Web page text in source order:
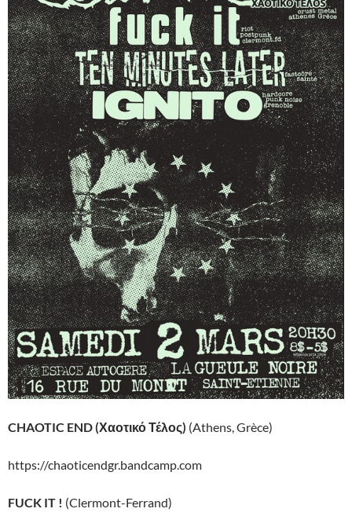
CHAOTIC END (Χαοτικό Τέλος) (Athens, Grèce)
https://chaoticendgr.bandcamp.com
FUCK IT ! (Clermont-Ferrand)